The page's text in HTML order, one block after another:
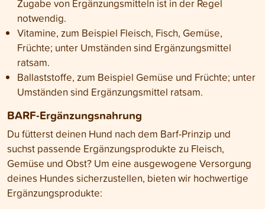
Zugabe von Ergänzungsmitteln ist in der Regel
notwendig.
Vitamine, zum Beispiel Fleisch, Fisch, Gemüse,
Früchte; unter Umständen sind Ergänzungsmittel
ratsam.
Ballaststoffe, zum Beispiel Gemüse und Früchte; unter
Umständen sind Ergänzungsmittel ratsam.
BARF-Ergänzungsnahrung
Du fütterst deinen Hund nach dem Barf-Prinzip und
suchst passende Ergänzungsprodukte zu Fleisch,
Gemüse und Obst? Um eine ausgewogene Versorgung
deines Hundes sicherzustellen, bieten wir hochwertige
Ergänzungsprodukte: